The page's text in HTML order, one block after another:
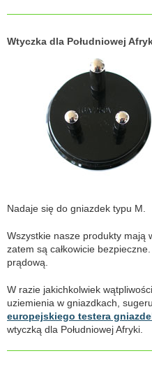
Wtyczka dla Południowej
Nadaje się do gniazdek typu M.
Wszystkie nasze produkty mają
zatem są całkowicie
prądową.
W razie jakichkolwiek
uziemienia w gniazdkach,
europejskiego testera
wtyczką dla Południowej Afryki.